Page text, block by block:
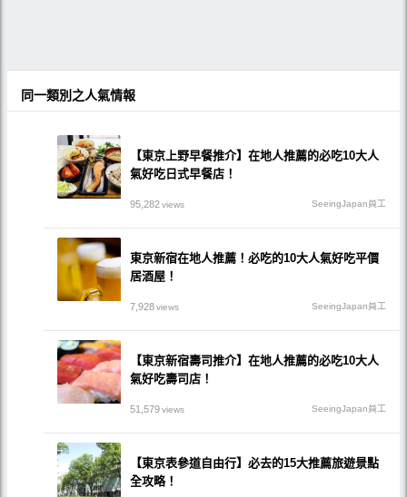
同一類別之人氣情報
【東京上野早餐推介】在地人推薦的必吃10大人
氣好吃日式早餐店！
95,282views SeeingJapan員工
東京新宿在地人推薦！必吃的10大人氣好吃平價
居酒屋！
7,928views SeeingJapan員工
【東京新宿壽司推介】在地人推薦的必吃10大人
氣好吃壽司店！
51,579views SeeingJapan員工
【東京表參道自由行】必去的15大推薦旅遊景點
全攻略！